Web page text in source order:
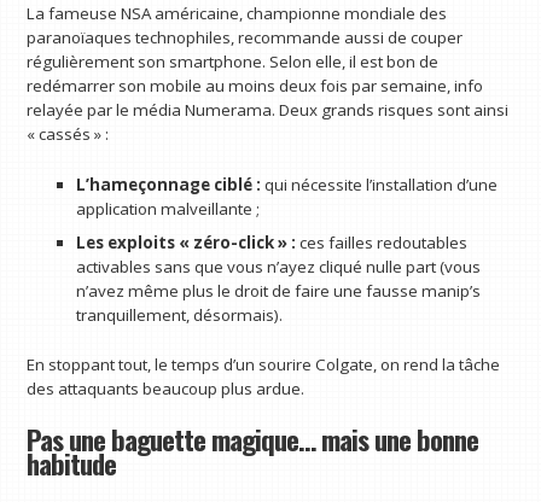
La fameuse NSA américaine, championne mondiale des
paranoïaques technophiles, recommande aussi de couper
régulièrement son smartphone. Selon elle, il est bon de
redémarrer son mobile au moins deux fois par semaine, info
relayée par le média Numerama. Deux grands risques sont ainsi
« cassés » :
L’hameçonnage ciblé : qui nécessite l’installation d’une
application malveillante ;
Les exploits « zéro-click » : ces failles redoutables
activables sans que vous n’ayez cliqué nulle part (vous
n’avez même plus le droit de faire une fausse manip’s
tranquillement, désormais).
En stoppant tout, le temps d’un sourire Colgate, on rend la tâche
des attaquants beaucoup plus ardue.
Pas une baguette magique… mais une bonne
habitude